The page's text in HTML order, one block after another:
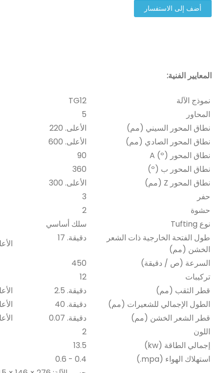
أضف إلى الاستفسار
المعايير الفنية:
نموذج الآلة
TG12
المحاور
5
نطاق المحور السيني (مم)
الأعلى. 220
نطاق المحور الصادي (مم)
الأعلى. 600
نطاق المحور A (º)
90
نطاق المحور ب (º)
360
نطاق المحور Z (مم)
الأعلى. 300
حفر
3
حشوة
2
نوع Tufting
سلك أساسي
طول الفتحة الخارجية ذات الشعر
الخشن (مم)
دقيقة. 17
السرعة (ص / دقيقة)
450
تركيبات
12
قطر الثقب (مم)
دقيقة. 2.5
الطول الإجمالي للشعيرات (مم)
دقيقة. 40
قطر الشعر الخشن (مم)
دقيقة. 0.07
اللون
2
إجمالي الطاقة (kw)
13.5
استهلاك الهواء (mpa.)
0.4 - 0.6